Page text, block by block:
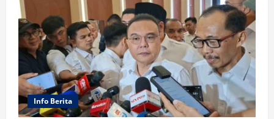
Info Berita